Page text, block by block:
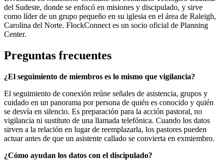
del Sudeste, donde se enfocó en misiones y discipulado, y sirve
como líder de un grupo pequeño en su iglesia en el área de Raleigh,
Carolina del Norte. FlockConnect es un socio oficial de Planning
Center.
Preguntas frecuentes
¿El seguimiento de miembros es lo mismo que vigilancia?
El seguimiento de conexión reúne señales de asistencia, grupos y
cuidado en un panorama por persona de quién es conocido y quién
se desvía en silencio. Es preparación para la acción pastoral, no
vigilancia ni sustituto de una llamada telefónica. Cuando los datos
sirven a la relación en lugar de reemplazarla, los pastores pueden
actuar antes de que un asistente callado se convierta en exmiembro.
¿Cómo ayudan los datos con el discipulado?